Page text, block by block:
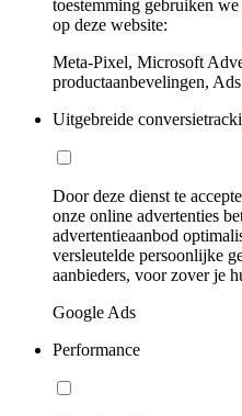
toestemming gebruiken
op deze website:
Meta-Pixel, Microsoft
productaanbevelingen,
Uitgebreide
Door deze dienst te
onze online advertenties
advertentieaanbod
versleutelde persoonlijke
aanbieders, voor zover je
Google Ads
Performance